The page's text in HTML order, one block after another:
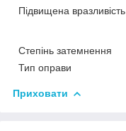
Підвищена вразливість
Степінь затемнення
Тип оправи
Приховати